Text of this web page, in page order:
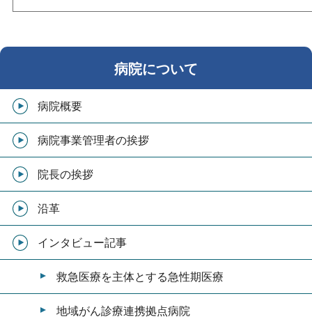
病院について
病院概要
病院事業管理者の挨拶
院長の挨拶
沿革
インタビュー記事
救急医療を主体とする急性期医療
地域がん診療連携拠点病院